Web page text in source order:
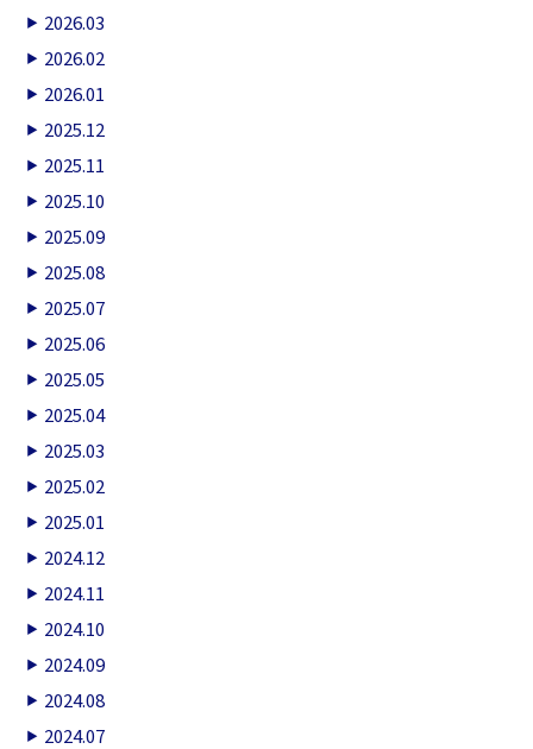
2026.03
2026.02
2026.01
2025.12
2025.11
2025.10
2025.09
2025.08
2025.07
2025.06
2025.05
2025.04
2025.03
2025.02
2025.01
2024.12
2024.11
2024.10
2024.09
2024.08
2024.07